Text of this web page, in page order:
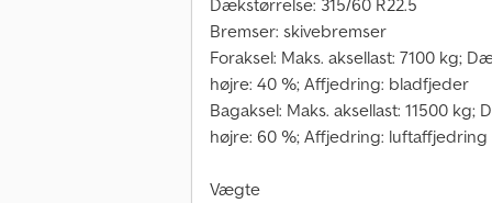
Dækstørrelse: 315/60 R22.5
Bremser: skivebremser
Foraksel: Maks. aksellast: 7100 kg;
højre: 40 %; Affjedring: bladfjeder
Bagaksel: Maks. aksellast: 11500
højre: 60 %; Affjedring: luftaffjedring
Vægte